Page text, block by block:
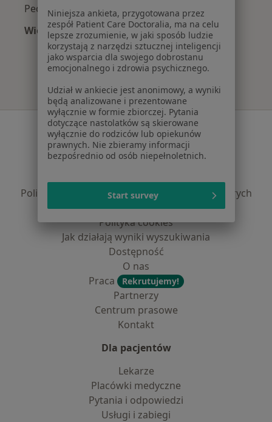
Pediatrzy z Medica Polska w Katowicach
Więcej (13)
Więcej w kategorii: Najpopularniejsze
Serwis
Regulamin
Polityka prywatności pacjentów
Polityka prywatności dla profesjonalistów, których
dane pozyskaliśmy samodzielnie
Polityka cookies
Jak działają wyniki wyszukiwania
Dostępność
O nas
Praca
Rekrutujemy!
Partnerzy
Centrum prasowe
Kontakt
Dla pacjentów
Lekarze
Placówki medyczne
Pytania i odpowiedzi
Usługi i zabiegi
Niniejsza ankieta, przygotowana przez
zespół Patient Care Doctoralia, ma na celu
lepsze zrozumienie, w jaki sposób ludzie
korzystają z narzędzi sztucznej inteligencji
jako wsparcia dla swojego dobrostanu
emocjonalnego i zdrowia psychicznego.
Udział w ankiecie jest anonimowy, a wyniki
będą analizowane i prezentowane
wyłącznie w formie zbiorczej. Pytania
dotyczące nastolatków są skierowane
wyłącznie do rodziców lub opiekunów
prawnych. Nie zbieramy informacji
bezpośrednio od osób niepełnoletnich.
Start survey